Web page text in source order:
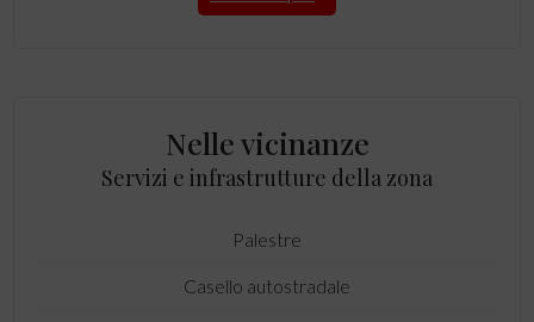
Nelle vicinanze
Servizi e infrastrutture della zona
Palestre
Casello autostradale